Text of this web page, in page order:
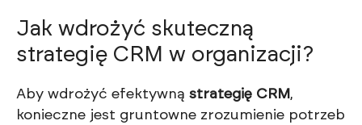
Jak wdrożyć skuteczną
strategię CRM w organizacji?
Aby wdrożyć efektywną strategię CRM ,
konieczne jest gruntowne zrozumienie potrzeb